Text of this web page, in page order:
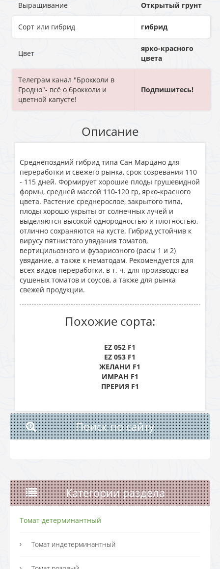
Выращивание Открытый грунт
Сорт или гибрид гибрид
Цвет
ярко-красного
цвета
Телеграм канал "Брокколи в
Гродно"- всё о брокколи и
цветной капусте!
Подпишитесь!
Описание
Среднепоздний гибрид типа Сан Марцано для
переработки и свежего рынка, срок созревания 110
- 115 дней. Формирует хорошие плоды грушевидной
формы, средней массой 110-120 гр, ярко-красного
цвета. Растение среднерослое, закрытого типа,
плоды хорошо укрыты от солнечных лучей и
выделяются высокой однородностью и плотностью,
отлично сохраняются на кусте. Гибрид устойчив к
вирусу пятнистого увядания томатов,
вертицильозного и фузариозного (расы 1 и 2)
увядание, а также к нематодам. Рекомендуется для
всех видов переработки, в т. ч. для производства
сушеных томатов и соусов, а также для рынка
свежей продукции.
Похожие сорта:
EZ 052 F1
EZ 053 F1
ЖЕЛАНИ F1
ИМРАН F1
ПРЕРИЯ F1
Поиск по сайту
Категории раздела
Томат детерминантный
Томат индетерминантный